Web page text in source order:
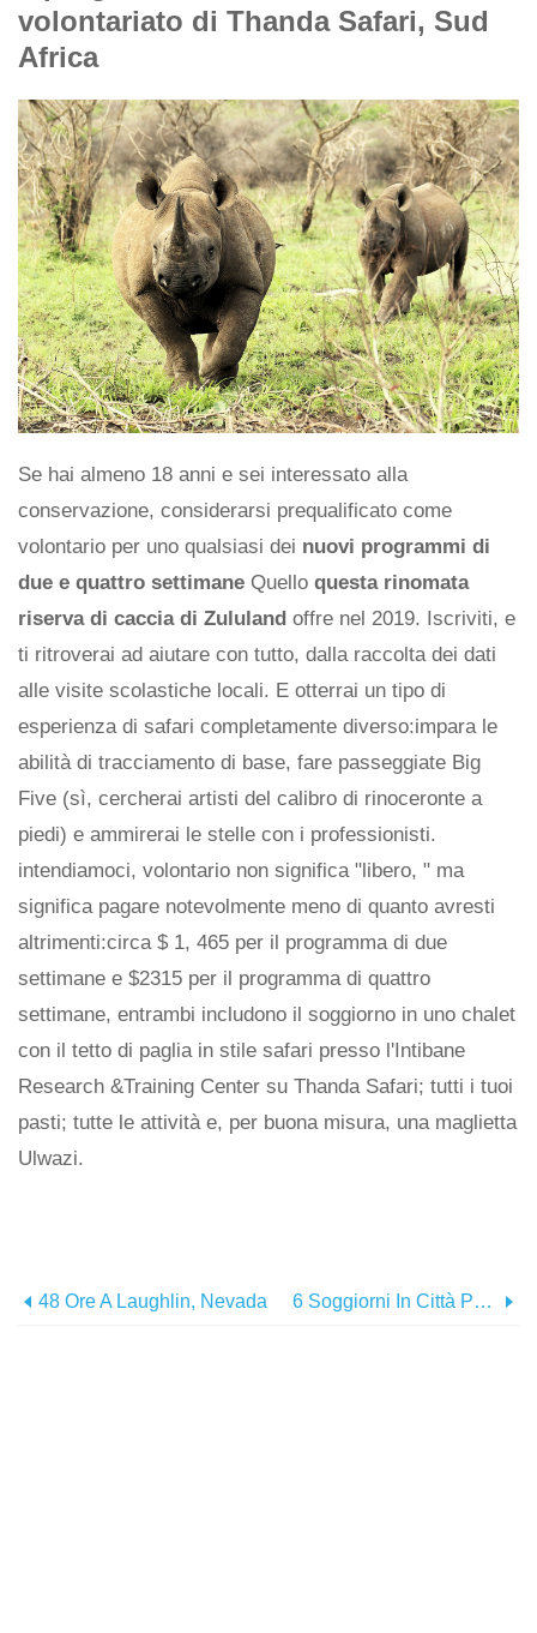
volontariato di Thanda Safari, Sud
Africa
Se hai almeno 18 anni e sei interessato alla
conservazione, considerarsi prequalificato come
volontario per uno qualsiasi dei nuovi programmi di
due e quattro settimane Quello questa rinomata
riserva di caccia di Zululand offre nel 2019. Iscriviti, e
ti ritroverai ad aiutare con tutto, dalla raccolta dei dati
alle visite scolastiche locali. E otterrai un tipo di
esperienza di safari completamente diverso:impara le
abilità di tracciamento di base, fare passeggiate Big
Five (sì, cercherai artisti del calibro di rinoceronte a
piedi) e ammirerai le stelle con i professionisti.
intendiamoci, volontario non significa "libero, " ma
significa pagare notevolmente meno di quanto avresti
altrimenti:circa $ 1, 465 per il programma di due
settimane e $2315 per il programma di quattro
settimane, entrambi includono il soggiorno in uno chalet
con il tetto di paglia in stile safari presso l'Intibane
Research &Training Center su Thanda Safari; tutti i tuoi
pasti; tutte le attività e, per buona misura, una maglietta
Ulwazi.
48 Ore A Laughlin, Nevada 6 Soggiorni In Città Perfetti Da Fare Quest'anno